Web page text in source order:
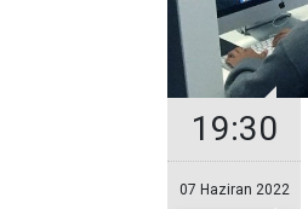
19:30
07 Haziran 2022